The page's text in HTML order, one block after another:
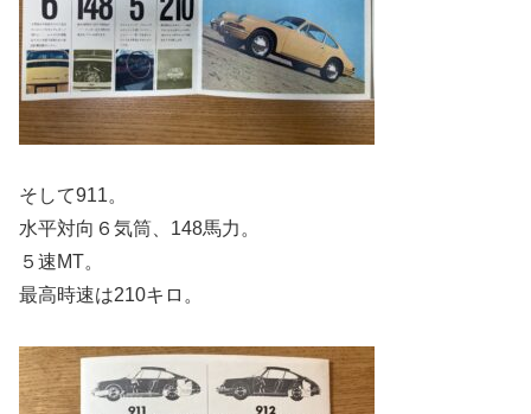
そして911。
水平対向６気筒、148馬力。
５速MT。
最高時速は210キロ。